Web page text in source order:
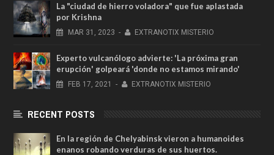
La "ciudad de hierro voladora" que fue aplastada
por Krishna
MAR 31, 2023 - EXTRANOTIX MISTERIO
Experto vulcanólogo advierte: 'La próxima gran
erupción' golpeará 'donde no estamos mirando'
FEB 17, 2021 - EXTRANOTIX MISTERIO
RECENT POSTS
En la región de Chelyabinsk vieron a humanoides
enanos robando verduras de sus huertos.